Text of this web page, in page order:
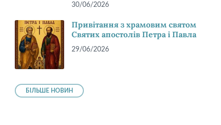
30/06/2026
Привітання з храмовим святом
Святих апостолів Петра і Павла
29/06/2026
БІЛЬШЕ НОВИН